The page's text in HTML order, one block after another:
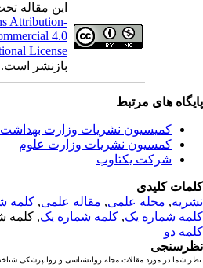
این مقاله
Attribution-
4.0
License
بازنشر است.
های مرتبط
کمیسیون نشریات وزارت بهداشت
کمسیون نشریات وزارت علوم
شرکت یکتاوب
کلیدی
,مجله علمی, مقاله علمی, کلمه
شماره یک,کلمه شماره یک, کلمه
دو
شما در مورد مقالات مجله روانشناسی و روانپزشکی